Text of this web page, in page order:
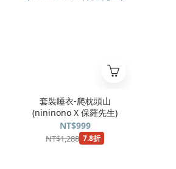
套裝睡衣-爬枕頭山
(nininono X 保羅先生)
NT$999
NT$1,288 7.8折